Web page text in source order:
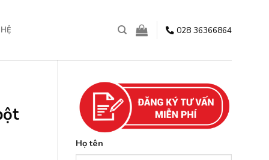
028 36366864
Họ tên